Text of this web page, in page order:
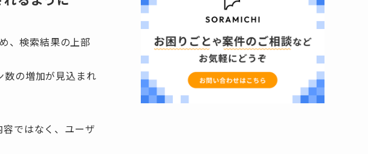
、検索結果の上部
数の増加が見込まれ
ではなく、ユーザ